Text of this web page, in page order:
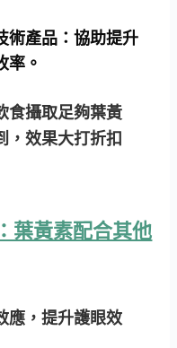
術產品：協助提升
率。
食攝取足夠葉黃
，效果大打折扣
葉黃素配合其他
應，提升護眼效